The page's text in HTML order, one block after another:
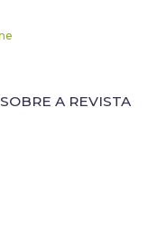
SOBRE A REVISTA